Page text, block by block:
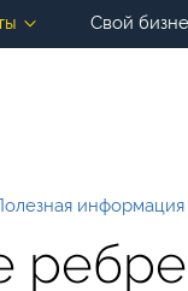
Свой
информация